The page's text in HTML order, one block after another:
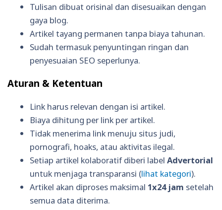
Tulisan dibuat orisinal dan disesuaikan dengan
gaya blog.
Artikel tayang permanen tanpa biaya tahunan.
Sudah termasuk penyuntingan ringan dan
penyesuaian SEO seperlunya.
Aturan & Ketentuan
Link harus relevan dengan isi artikel.
Biaya dihitung per link per artikel.
Tidak menerima link menuju situs judi,
pornografi, hoaks, atau aktivitas ilegal.
Setiap artikel kolaboratif diberi label Advertorial
untuk menjaga transparansi (lihat kategori).
Artikel akan diproses maksimal 1x24 jam setelah
semua data diterima.